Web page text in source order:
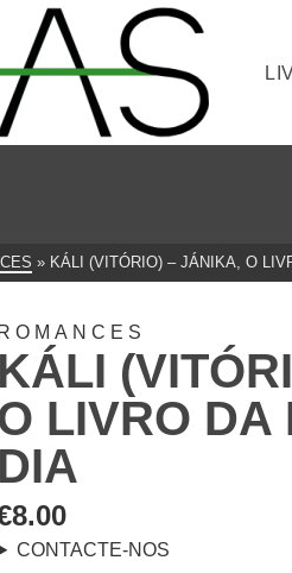
» KÁLI (VITÓRIO) – JÁNIKA, O
ROMANCES
KÁLI
LIVRO DA
DIA
8.00
CONTACTE-NOS